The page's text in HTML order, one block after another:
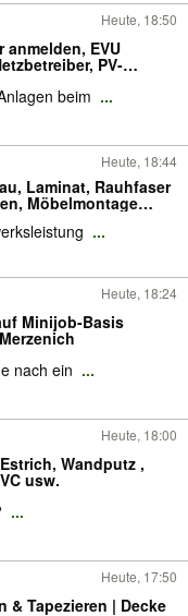
Heute, 18:50
anmelden, EVU
PV-
PV
anmelden,
Wallbox anmelden,
beim ...
Heute, 18:44
Laminat, Rauhfaser
Möbelmontage
...
Heute, 18:24
Minijob-Basis
nach ein ...
Heute, 18:00
Wandputz ,
usw.
...
Heute, 17:50
& Tapezieren | Decke